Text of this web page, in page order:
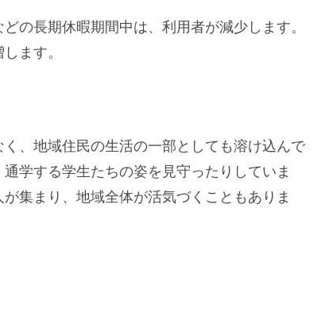
の長期休暇期間中は、利用者が減少します。
ます。
、地域住民の生活の一部としても溶け込んで
学する学生たちの姿を見守ったりしていま
集まり、地域全体が活気づくこともありま